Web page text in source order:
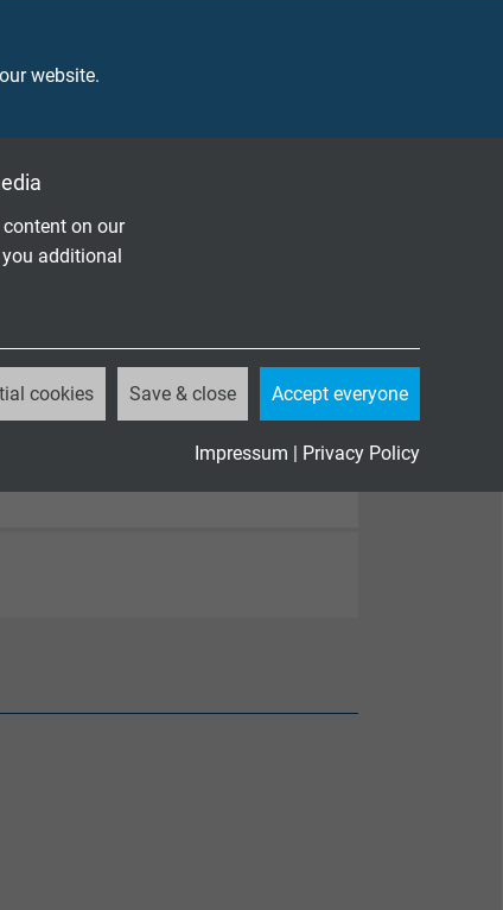
website.
on our
additional
cookies Save & close Accept everyone
Impressum | Privacy Policy